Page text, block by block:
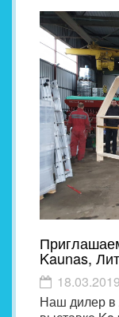
Kaunas,
18.03.2019
Наш дилер в